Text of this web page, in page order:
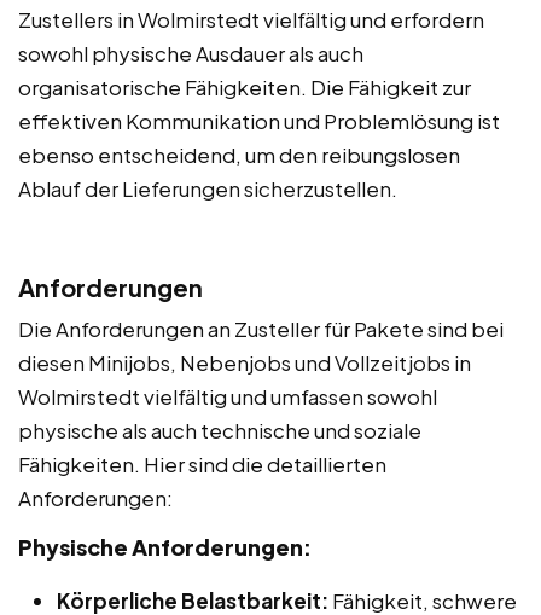
Zustellers in Wolmirstedt vielfältig und erfordern
sowohl physische Ausdauer als auch
organisatorische Fähigkeiten. Die Fähigkeit zur
effektiven Kommunikation und Problemlösung ist
ebenso entscheidend, um den reibungslosen
Ablauf der Lieferungen sicherzustellen.
Anforderungen
Die Anforderungen an Zusteller für Pakete sind bei
diesen Minijobs, Nebenjobs und Vollzeitjobs in
Wolmirstedt vielfältig und umfassen sowohl
physische als auch technische und soziale
Fähigkeiten. Hier sind die detaillierten
Anforderungen:
Physische Anforderungen:
Körperliche Belastbarkeit: Fähigkeit, schwere